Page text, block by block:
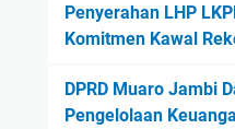
Penyerahan LHP
Komitmen Kawal
DPRD Muaro Jambi
Pengelolaan